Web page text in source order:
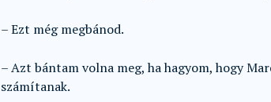
– Ezt még megbánod.
– Azt bántam volna meg, ha hagyom, hogy
számítanak.